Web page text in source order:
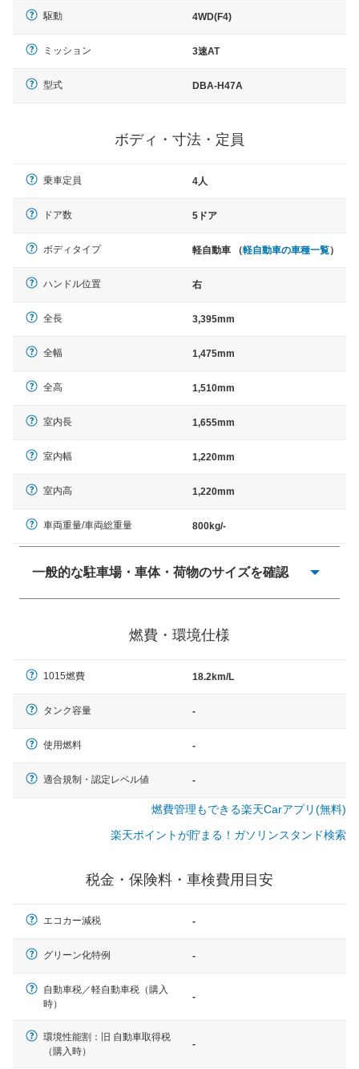
駆動 4WD(F4)
ミッション 3速AT
型式 DBA-H47A
ボディ・寸法・定員
乗車定員 4人
ドア数 5ドア
ボディタイプ 軽自動車 （軽自動車の車種一覧）
ハンドル位置 右
全長 3,395mm
全幅 1,475mm
全高 1,510mm
室内長 1,655mm
室内幅 1,220mm
室内高 1,220mm
車両重量/車両総重量 800kg/-
一般的な駐車場・車体・荷物のサイズを確認
× 長さ 5,000mm 車路幅 5,000mmというサイズが標準値
燃費・環境仕様
1015燃費 18.2km/L
タンク容量 -
使用燃料 -
適合規制・認定レベル値 -
燃費管理もできる楽天Carアプリ(無料)
楽天ポイントが貯まる！ガソリンスタンド検索
税金・保険料・車検費用目安
エコカー減税 -
グリーン化特例 -
自動車税／軽自動車税（購入
時）
-
環境性能割：旧 自動車取得税
（購入時）
-